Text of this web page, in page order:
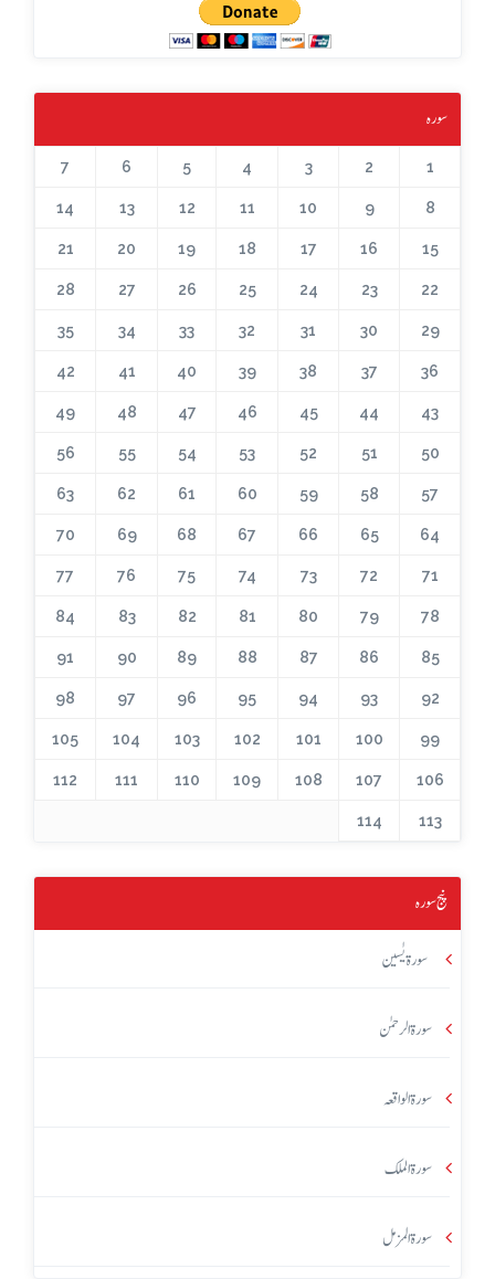
سورہ
1
2
3
4
5
6
7
8
9
10
11
12
13
14
15
16
17
18
19
20
21
22
23
24
25
26
27
28
29
30
31
32
33
34
35
36
37
38
39
40
41
42
43
44
45
46
47
48
49
50
51
52
53
54
55
56
57
58
59
60
61
62
63
64
65
66
67
68
69
70
71
72
73
74
75
76
77
78
79
80
81
82
83
84
85
86
87
88
89
90
91
92
93
94
95
96
97
98
99
100
101
102
103
104
105
106
107
108
109
110
111
112
113
114
پنج سورہ
سورۃ یٰسین
سورۃ الرحمٰن
سورۃ الواقعہ
سورۃ الملک
سورۃ المزمل